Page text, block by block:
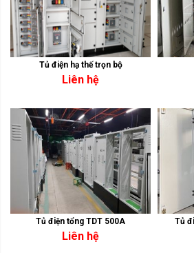
Tủ điện hạ thế trọn bộ
Liên hệ
Tủ điện tổng TDT 500A
Liên hệ
Tủ